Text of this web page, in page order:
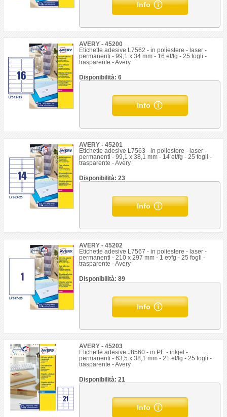
Info
AVERY - 45200
Etichette adesive L7562 - in poliestere - laser -
permanenti - 99,1 x 34 mm - 16 et/fg - 25 fogli -
trasparente - Avery
Disponibilità: 6
Info
AVERY - 45201
Etichette adesive L7563 - in poliestere - laser -
permanenti - 99,1 x 38,1 mm - 14 et/fg - 25 fogli -
trasparente - Avery
Disponibilità: 23
Info
AVERY - 45202
Etichette adesive L7567 - in poliestere - laser -
permanenti - 210 x 297 mm - 1 et/fg - 25 fogli -
trasparente - Avery
Disponibilità: 89
Info
AVERY - 45203
Etichette adesive J8560 - in PE - inkjet -
permanenti - 63,5 x 38,1 mm - 21 et/fg - 25 fogli -
trasparente - Avery
Disponibilità: 21
Info